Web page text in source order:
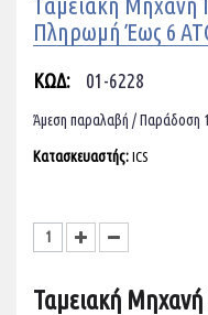
Πληρωμή Έως 6
ΚΩΔ: 01-6228
Άμεση παραλαβή / Παράδoση
Κατασκευαστής: ICS
Ταμειακή Μηχανή